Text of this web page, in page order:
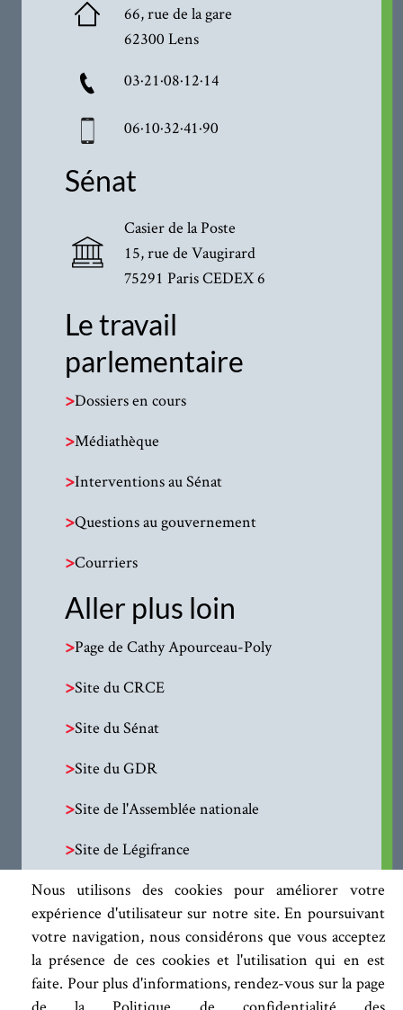
Nous utilisons des cookies pour améliorer votre
expérience d'utilisateur sur notre site. En poursuivant
votre navigation, nous considérons que vous acceptez
la présence de ces cookies et l'utilisation qui en est
faite. Pour plus d'informations, rendez-vous sur la page
66, rue de la gare
62300 Lens
03·21·08·12·14
06·10·32·41·90
Sénat
Casier de la Poste
15, rue de Vaugirard
75291 Paris CEDEX 6
Le travail
parlementaire
>Dossiers en cours
>Médiathèque
>Interventions au Sénat
>Questions au gouvernement
>Courriers
Aller plus loin
>Page de Cathy Apourceau-Poly
>Site du CRCE
>Site du Sénat
>Site du GDR
>Site de l'Assemblée nationale
>Site de Légifrance